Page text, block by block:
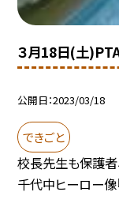
３月18日(土
公開日 2023/03/18
できごと
校長先生も保護者
千代中ヒーロー像